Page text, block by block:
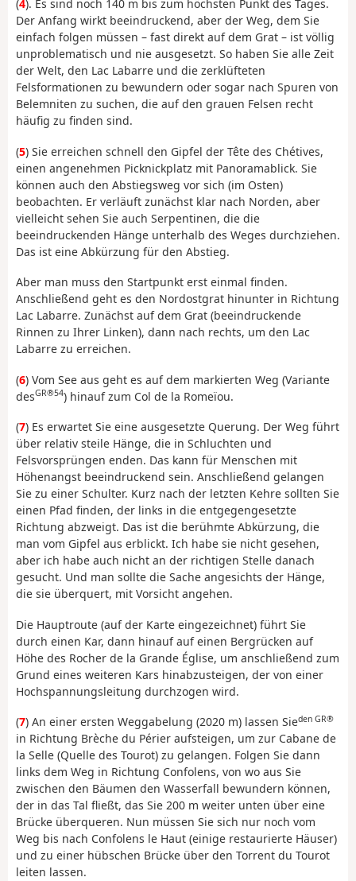
(4). Es sind noch 140 m bis zum höchsten Punkt des Tages.
Der Anfang wirkt beeindruckend, aber der Weg, dem Sie
einfach folgen müssen – fast direkt auf dem Grat – ist völlig
unproblematisch und nie ausgesetzt. So haben Sie alle Zeit
der Welt, den Lac Labarre und die zerklüfteten
Felsformationen zu bewundern oder sogar nach Spuren von
Belemniten zu suchen, die auf den grauen Felsen recht
häufig zu finden sind.
(5) Sie erreichen schnell den Gipfel der Tête des Chétives,
einen angenehmen Picknickplatz mit Panoramablick. Sie
können auch den Abstiegsweg vor sich (im Osten)
beobachten. Er verläuft zunächst klar nach Norden, aber
vielleicht sehen Sie auch Serpentinen, die die
beeindruckenden Hänge unterhalb des Weges durchziehen.
Das ist eine Abkürzung für den Abstieg.
Aber man muss den Startpunkt erst einmal finden.
Anschließend geht es den Nordostgrat hinunter in Richtung
Lac Labarre. Zunächst auf dem Grat (beeindruckende
Rinnen zu Ihrer Linken), dann nach rechts, um den Lac
Labarre zu erreichen.
(6) Vom See aus geht es auf dem markierten Weg (Variante
desGR®54) hinauf zum Col de la Romeïou.
(7) Es erwartet Sie eine ausgesetzte Querung. Der Weg führt
über relativ steile Hänge, die in Schluchten und
Felsvorsprüngen enden. Das kann für Menschen mit
Höhenangst beeindruckend sein. Anschließend gelangen
Sie zu einer Schulter. Kurz nach der letzten Kehre sollten Sie
einen Pfad finden, der links in die entgegengesetzte
Richtung abzweigt. Das ist die berühmte Abkürzung, die
man vom Gipfel aus erblickt. Ich habe sie nicht gesehen,
aber ich habe auch nicht an der richtigen Stelle danach
gesucht. Und man sollte die Sache angesichts der Hänge,
die sie überquert, mit Vorsicht angehen.
Die Hauptroute (auf der Karte eingezeichnet) führt Sie
durch einen Kar, dann hinauf auf einen Bergrücken auf
Höhe des Rocher de la Grande Église, um anschließend zum
Grund eines weiteren Kars hinabzusteigen, der von einer
Hochspannungsleitung durchzogen wird.
(7) An einer ersten Weggabelung (2020 m) lassen Sieden GR®
in Richtung Brèche du Périer aufsteigen, um zur Cabane de
la Selle (Quelle des Tourot) zu gelangen. Folgen Sie dann
links dem Weg in Richtung Confolens, von wo aus Sie
zwischen den Bäumen den Wasserfall bewundern können,
der in das Tal fließt, das Sie 200 m weiter unten über eine
Brücke überqueren. Nun müssen Sie sich nur noch vom
Weg bis nach Confolens le Haut (einige restaurierte Häuser)
und zu einer hübschen Brücke über den Torrent du Tourot
leiten lassen.